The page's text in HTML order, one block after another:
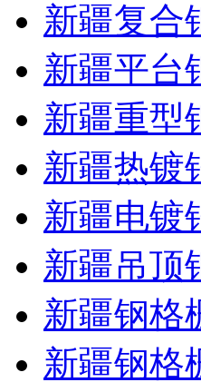
新疆复合
新疆平台
新疆重型
新疆热镀
新疆电镀
新疆吊顶
新疆钢格
新疆钢格